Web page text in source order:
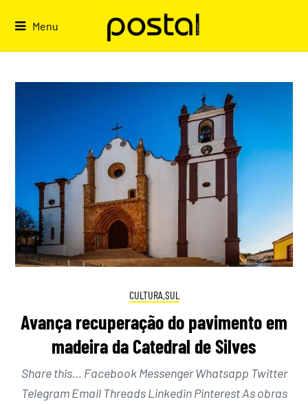
Menu
CULTURA.SUL
Avança recuperação do pavimento em
madeira da Catedral de Silves
Share this… Facebook Messenger Whatsapp Twitter
Telegram Email Threads Linkedin Pinterest As obras